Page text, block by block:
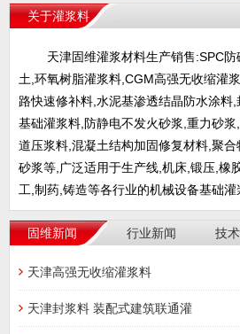
关于灌浆料
天津固维灌浆材料生产销售:SPC防
土,环氧树脂灌浆料,CGM高强无收缩灌
路快速修补料,水泥基渗透结晶防水涂料
基础灌浆料,防静电不发火砂浆,重力砂
道压浆料,混凝土结构加固修复材料,聚
砂浆等,广泛适用于生产线,机床,锻压,橡
工,制药,铸造等各行业的机械设备基础灌
固维新闻 行业新闻 技
天津高强无收缩灌浆料
天津封浆料 装配式建筑联通灌